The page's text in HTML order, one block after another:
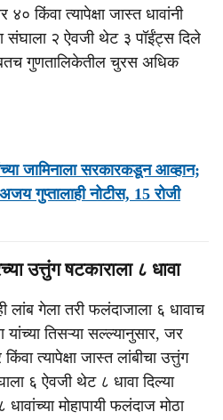
किंवा त्यापेक्षा जास्त धावांनी
संघाला २ ऐवजी थेट ३ पॉईंट्स दिले
गुणतालिकेतील चुरस अधिक
जामिनाला सरकारकडून आव्हान;
गुप्तालाही नोटीस, 15 रोजी
उत्तुंग षटकाराला ८ धावा
लांब गेला तरी फलंदाजाला ६ धावाच
तिसऱ्या सल्ल्यानुसार, जर
त्यापेक्षा जास्त लांबीचा उत्तुंग
६ ऐवजी थेट ८ धावा दिल्या
मोहापायी फलंदाज मोठा